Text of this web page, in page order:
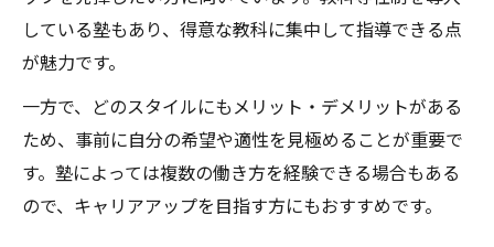
している塾もあり、得意な教科に集中して指導できる点
が魅力です。
一方で、どのスタイルにもメリット・デメリットがある
ため、事前に自分の希望や適性を見極めることが重要で
す。塾によっては複数の働き方を経験できる場合もある
ので、キャリアアップを目指す方にもおすすめです。